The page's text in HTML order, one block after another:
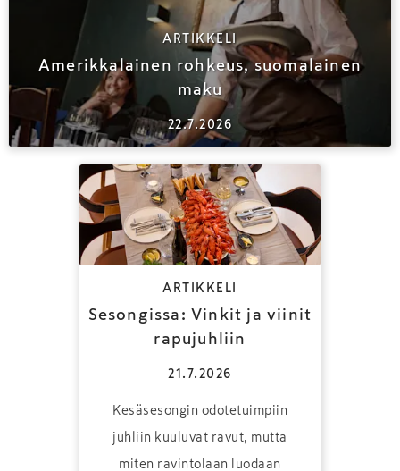
ARTIKKELI
Amerikkalainen rohkeus, suomalainen
maku
22.7.2026
ARTIKKELI
Sesongissa: Vinkit ja viinit
rapujuhliin
21.7.2026
Kesäsesongin odotetuimpiin
juhliin kuuluvat ravut, mutta
miten ravintolaan luodaan